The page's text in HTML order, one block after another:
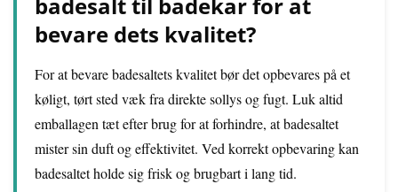
bevare dets kvalitet?
For at bevare badesaltets kvalitet bør det opbevares på et
køligt, tørt sted væk fra direkte sollys og fugt. Luk altid
emballagen tæt efter brug for at forhindre, at badesaltet
mister sin duft og effektivitet. Ved korrekt opbevaring kan
badesaltet holde sig frisk og brugbart i lang tid.